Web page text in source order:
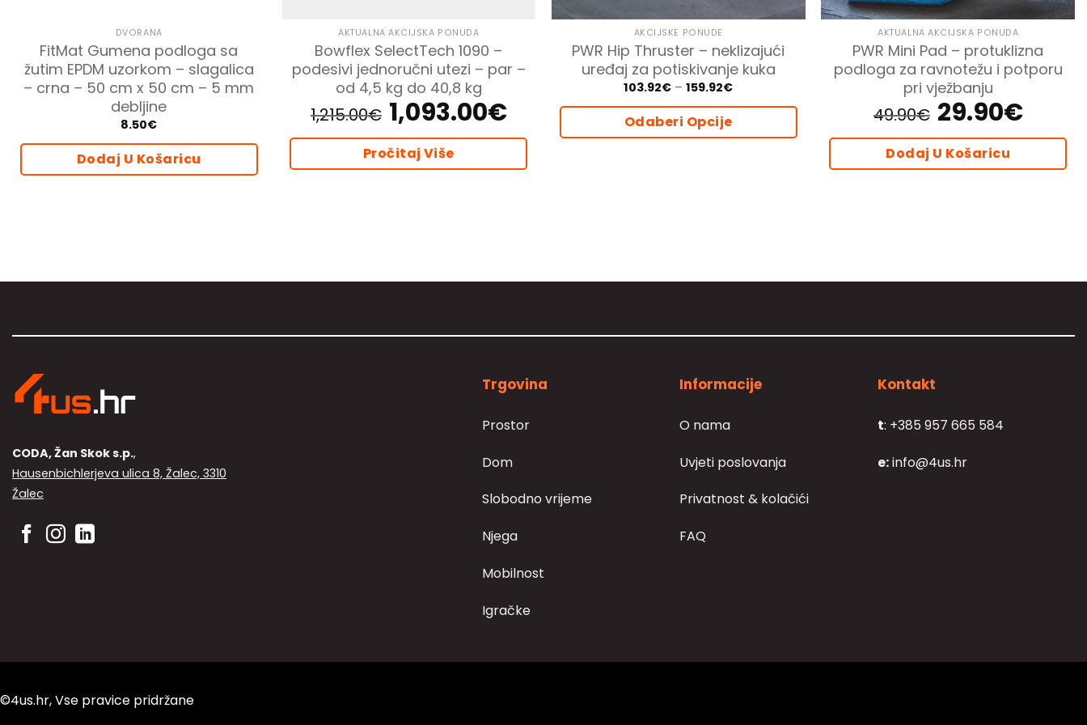
DVORANA
FitMat Gumena podloga sa
žutim EPDM uzorkom – slagalica
– crna – 50 cm x 50 cm – 5 mm
debljine
8.50€
Dodaj U Košaricu
AKTUALNA AKCIJSKA PONUDA
Bowflex SelectTech 1090 –
podesivi jednoručni utezi – par –
od 4,5 kg do 40,8 kg
1,215.00€ Izvorna
cijena
bila
je:
1,215.00€.
1,093.00€Trenutna
cijena
1,093.00€.
Pročitaj Više
AKCIJSKE PONUDE
PWR Hip Thruster – neklizajući
uređaj za potiskivanje kuka
103.92€ – 159.92€Price
103.92€
Odaberi Opcije
mogu
stranici
AKTUALNA AKCIJSKA PONUDA
PWR Mini Pad – protuklizna
podloga za ravnotežu i potporu
pri vježbanju
49.90€ Izvorna
cijena
je:
49.90€.
29.90€Trenutna
cijena
29.90€.
Dodaj U Košaricu
CODA, Žan Skok s.p.,
Hausenbichlerjeva ulica 8, Žalec, 3310
Žalec
Trgovina
Prostor
Dom
Slobodno vrijeme
Njega
Mobilnost
Igračke
Informacije
O nama
Uvjeti poslovanja
Privatnost & kolačići
FAQ
Kontakt
t: +385 957 665 584
e:info@4us.hr
©4us.hr, Vse pravice pridržane